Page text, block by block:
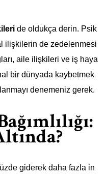
de oldukça derin. Psik
ilişkilerin de zedelenmesi
aile ilişkileri ve iş haya
bir dünyada kaybetmek
denemeniz gerek.
giderek daha fazla in